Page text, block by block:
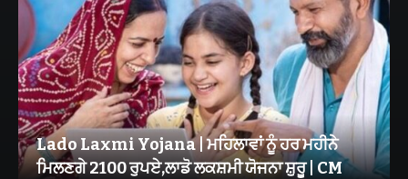
Lado Laxmi Yojana | ਮਹਿਲਾਵਾਂ ਨੂੰ ਹਰ ਮਹੀਨੇ
ਮਿਲਣਗੇ 2100 ਰੁਪਏ,ਲਾਡੋ ਲਕਸ਼ਮੀ ਯੋਜਨਾ ਸ਼ੁਰੂ | CM